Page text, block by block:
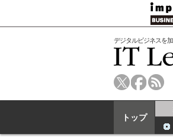
デジタルビジネスを
トップ